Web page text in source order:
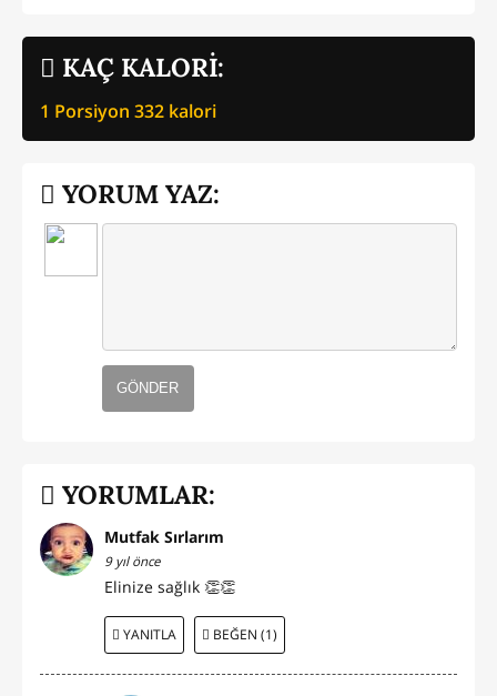
KAÇ KALORİ:
1 Porsiyon 332 kalori
YORUM YAZ:
GÖNDER
YORUMLAR:
Mutfak Sırlarım
9 yıl önce
Elinize sağlık 👏👏
YANITLA BEĞEN (1)